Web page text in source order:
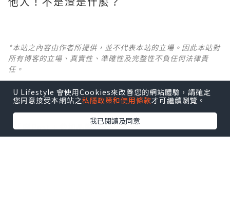
*本站之內容由作者所提供，並不代表本站的立場。因此本站對
所有博客的立場、真實性、準確性及完整性不負任何法律責
任。
【 U Creator 招募 】
出Post賺現金獎賞 l登記《社群創作有價企劃》
【 睇Post + 參加品牌活動 】
瀏覽更多社群打卡丶旅遊丶美食丶親子丶寵物丶扮靚
U Lifestyle 會使用Cookies來改善您的網站體驗，請確定
您同意接受本網站之私隱政策和使用條款才可繼續瀏覽。
我已閱讀及同意